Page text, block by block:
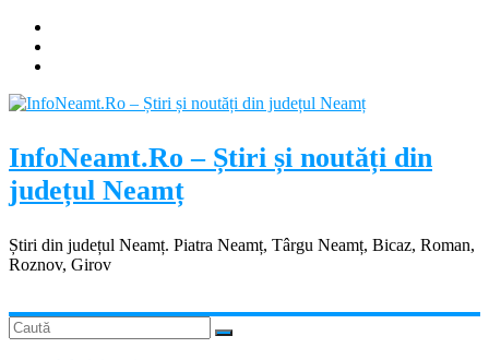
InfoNeamt.Ro – Știri și noutăți din
județul Neamț
Știri din județul Neamț. Piatra Neamț, Târgu Neamț, Bicaz, Roman,
Roznov, Girov